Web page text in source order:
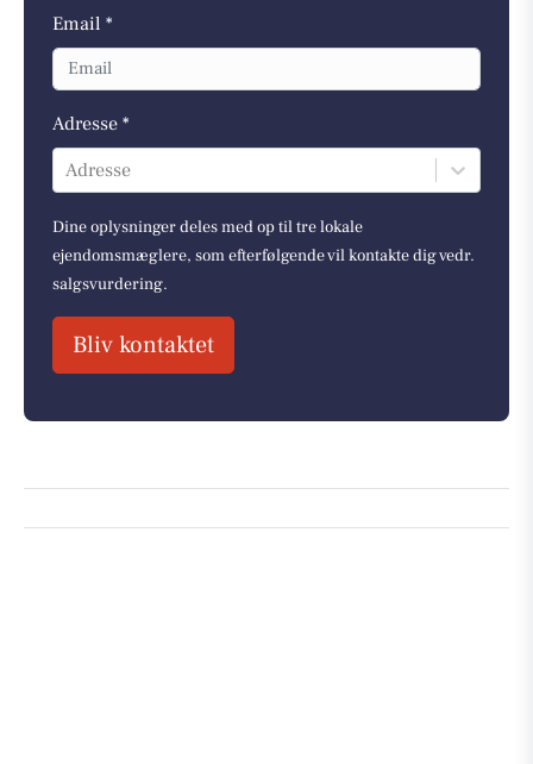
Email *
Adresse *
Adresse
Dine oplysninger deles med op til tre lokale
ejendomsmæglere, som efterfølgende vil kontakte dig vedr.
salgsvurdering.
Bliv kontaktet